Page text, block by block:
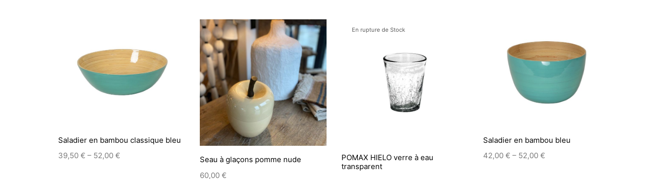
Saladier en bambou classique bleu
39,50 € – 52,00 €
Seau à glaçons pomme nude
60,00 €
En rupture de Stock
POMAX HIELO verre à eau
transparent
Saladier en bambou bleu
42,00 € – 52,00 €